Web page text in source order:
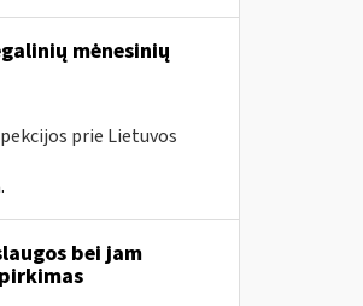
mėnesinių
prie Lietuvos
bei jam